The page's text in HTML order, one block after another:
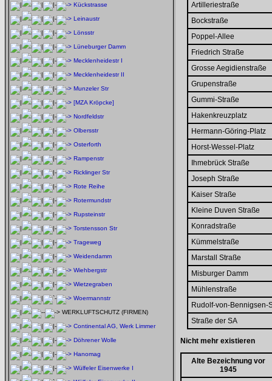
Kückstrasse
Leinaustr
Lönsstr
Lüneburger Damm
Mecklenheidestr I
Mecklenheidestr II
Munzeler Str
[MZA Kröpcke]
Nordfeldstr
Olbersstr
Osterforth
Rampenstr
Ricklinger Str
Rote Reihe
Rotermundstr
Rupsteinstr
Torstensson Str
Trageweg
Weidendamm
Wiehbergstr
Wietzegraben
Woermannstr
WERKLUFTSCHUTZ (FIRMEN)
Continental AG, Werk Limmer
Döhrener Wolle
Hanomag
Wülfeler Eisenwerke I
Artilleriestraße
Bockstraße
Poppel-Allee
Friedrich Straße
Grosse Aegidienstraße
Grupenstraße
Gummi-Straße
Hakenkreuzplatz
Hermann-Göring-Platz
Horst-Wessel-Platz
Ihmebrück Straße
Joseph Straße
Kaiser Straße
Kleine Duven Straße
Konradstraße
Kümmelstraße
Marstall Straße
Misburger Damm
Mühlenstraße
Rudolf-von-Bennigsen-
Straße der SA
Nicht mehr existieren
Alte Bezeichnung vor
1945